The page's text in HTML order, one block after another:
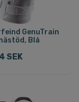
GenuTrain
Blå
SEK